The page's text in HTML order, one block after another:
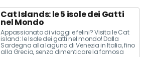
Cat Islands: le 5 isole dei Gatti
nel Mondo
Appassionato di viaggi e felini? Visita le Cat
island: le Isole dei gatti nel mondo! Dalla
Sardegna alla laguna di Venezia in Italia, fino
alla Grecia, senza dimenticare la famosa